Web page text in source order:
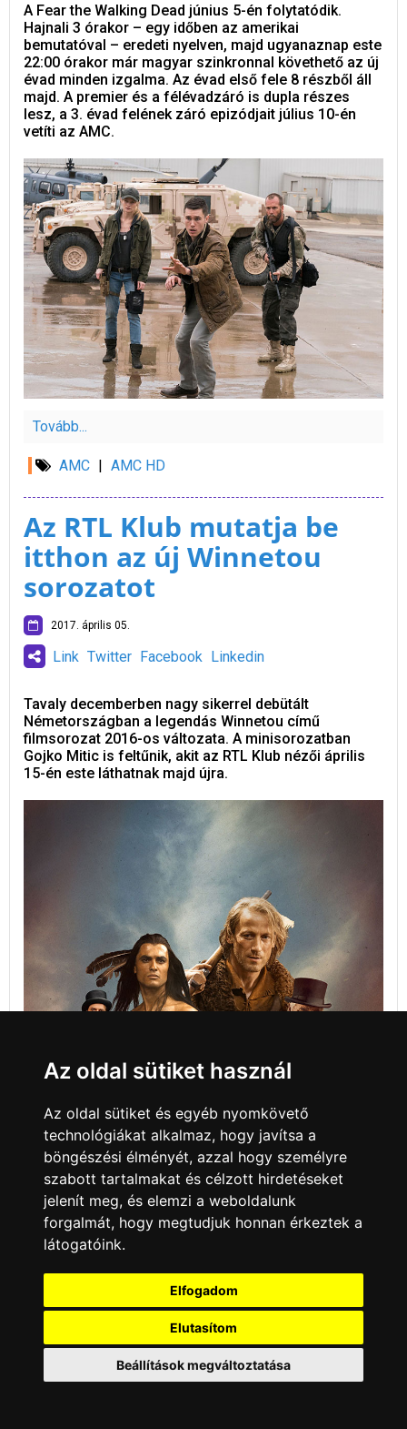
A Fear the Walking Dead június 5-én folytatódik.
Hajnali 3 órakor – egy időben az amerikai
bemutatóval – eredeti nyelven, majd ugyanaznap este
22:00 órakor már magyar szinkronnal követhető az új
évad minden izgalma. Az évad első fele 8 részből áll
majd. A premier és a félévadzáró is dupla részes
lesz, a 3. évad felének záró epizódjait július 10-én
vetíti az AMC.
Tovább...
AMC | AMC HD
Az RTL Klub mutatja be
itthon az új Winnetou
sorozatot
2017. április 05.
Link Twitter Facebook Linkedin
Tavaly decemberben nagy sikerrel debütált
Németországban a legendás Winnetou című
filmsorozat 2016-os változata. A minisorozatban
Gojko Mitic is feltűnik, akit az RTL Klub nézői április
15-én este láthatnak majd újra.
Tovább...
RTL Klub | RTL Klub HD
Az oldal sütiket használ
Az oldal sütiket és egyéb nyomkövető
technológiákat alkalmaz, hogy javítsa a
böngészési élményét, azzal hogy személyre
szabott tartalmakat és célzott hirdetéseket
jelenít meg, és elemzi a weboldalunk
forgalmát, hogy megtudjuk honnan érkeztek a
látogatóink.
Elfogadom
Elutasítom
Beállítások megváltoztatása